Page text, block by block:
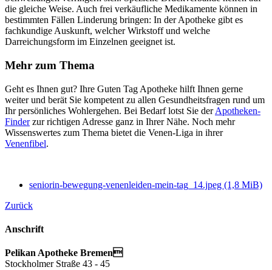
die gleiche Weise. Auch frei verkäufliche Medikamente können in
bestimmten Fällen Linderung bringen: In der Apotheke gibt es
fachkundige Auskunft, welcher Wirkstoff und welche
Darreichungsform im Einzelnen geeignet ist.
Mehr zum Thema
Geht es Ihnen gut? Ihre Guten Tag Apotheke hilft Ihnen gerne
weiter und berät Sie kompetent zu allen Gesundheitsfragen rund um
Ihr persönliches Wohlergehen. Bei Bedarf lotst Sie derApotheken-
Finderzur richtigen Adresse ganz in Ihrer Nähe. Noch mehr
Wissenswertes zum Thema bietet die Venen-Liga in ihrer
Venenfibel.
seniorin-bewegung-venenleiden-mein-tag_14.jpeg (1,8 MiB)
Zurück
Anschrift
Pelikan Apotheke Bremen
Stockholmer Straße 43 - 45